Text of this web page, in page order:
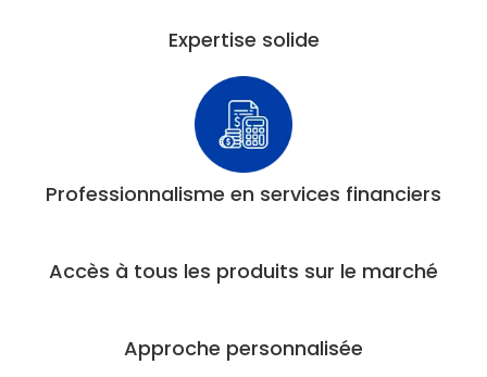
Expertise solide
Professionnalisme en services financiers
Accès à tous les produits sur le marché
Approche personnalisée